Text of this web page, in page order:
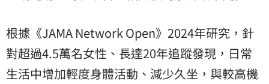
根據《JAMA Network Open》2024年研究，針
對超過4.5萬名女性、長達20年追蹤發現，日常
生活中增加輕度身體活動、減少久坐，與較高機